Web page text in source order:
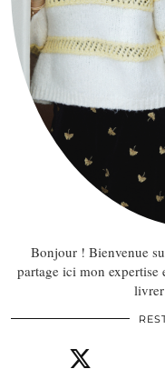
Bonjour ! Bienvenue
partage ici mon
livrer